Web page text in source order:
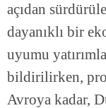
açıdan
dayanıklı bir
uyumu
bildirilirken,
Avroya kadar,